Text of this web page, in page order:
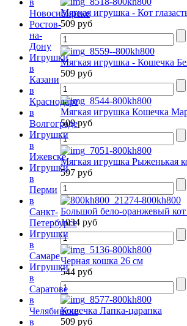
Мягкая игрушка - Кот
509 руб
Мягкая игрушка - Кошечка
509 руб
Мягкая игрушка Кошечка
509 руб
Мягкая игрушка Рыженькая
597 руб
Большой бело-оранжевый
1034 руб
Черная кошка 26 см
544 руб
Кошечка Лапка-царапка
509 руб
в
Новосибирске
Ростов-
на-
Дону
Игрушки
в
Казани
в
Краснодаре
в
Волгограде
Игрушки
в
Ижевске
Игрушки
в
Перми
в
Санкт-
Петербурге
Игрушки
в
Самаре
Игрушки
в
Саратове
в
Челябинске
в